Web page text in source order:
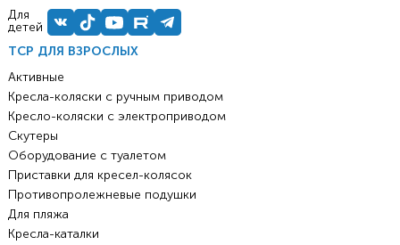
ТСР ДЛЯ ВЗРОСЛЫХ
Активные
Кресла-коляски с ручным приводом
Кресло-коляски с электроприводом
Скутеры
Оборудование с туалетом
Приставки для кресел-колясок
Противопролежневые подушки
Для пляжа
Кресла-каталки
Для
детей